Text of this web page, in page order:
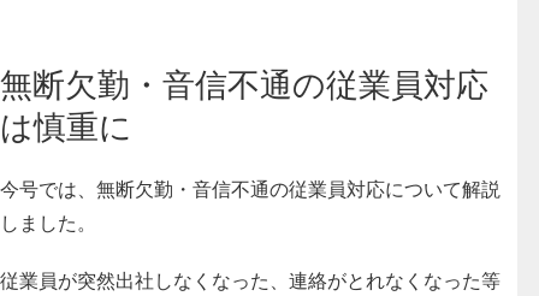
無断欠勤・音信不通の従業員対応
は慎重に
今号では、無断欠勤・音信不通の従業員対応について解説
しました。
従業員が突然出社しなくなった、連絡がとれなくなった等